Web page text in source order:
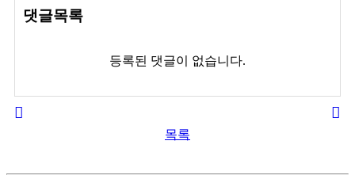
댓글목록
등록된 댓글이 없습니다.
목록